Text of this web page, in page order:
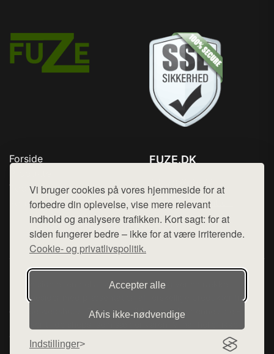
Vi bruger cookies på vores hjemmeside for at
forbedre din oplevelse, vise mere relevant
indhold og analysere trafikken. Kort sagt: for at
siden fungerer bedre – ikke for at være irriterende.
Cookie- og privatlivspolitik.
Accepter alle
Afvis ikke‑nødvendige
Indstillinger
Forside
Top Rabatter
Kontakt
FUZE.DK
Mail: hej@want.dk
Cookie- og privatlivspolitik
Denne side er en del af want.dk, der udgiver en række
hjemmesider med præsentation af forskellige produkter fra
diverse webshops. Der sælges ikke varer fra denne side - vi
henviser til de shops, som sælger varen. Vi har heller ikke
varerne på lager.